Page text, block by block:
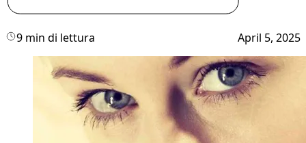
9 min di lettura April 5, 2025